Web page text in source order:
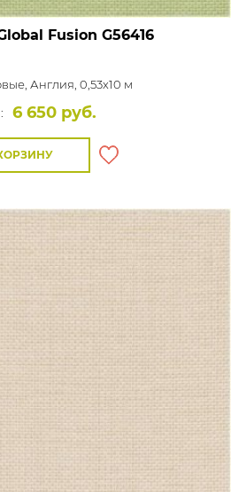
Fusion G56416
Англия, 0,53x10 м
6 650 руб.